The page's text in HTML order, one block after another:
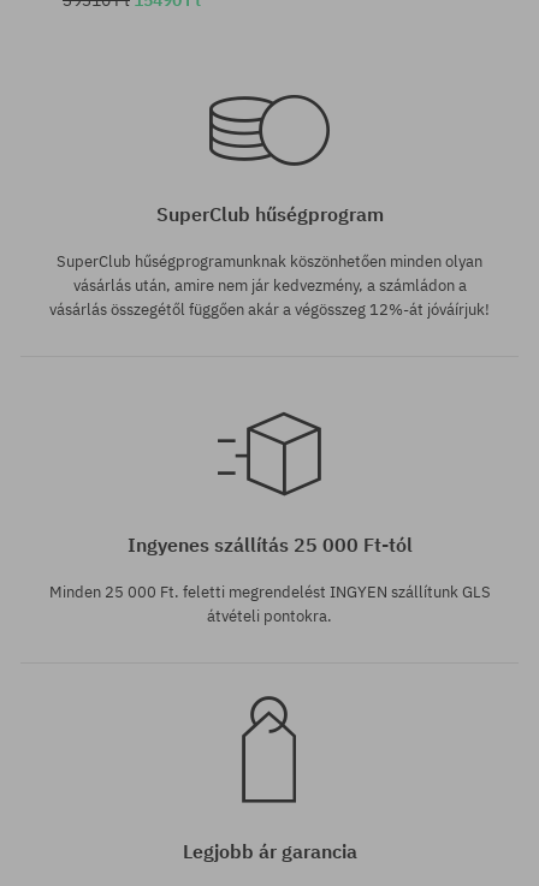
28
SuperClub hűségprogram
SuperClub hűségprogramunknak köszönhetően minden olyan
vásárlás után, amire nem jár kedvezmény, a számládon a
vásárlás összegétől függően akár a végösszeg 12%-át jóváírjuk!
Ingyenes szállítás 25 000 Ft-tól
Minden 25 000 Ft. feletti megrendelést INGYEN szállítunk GLS
átvételi pontokra.
Legjobb ár garancia